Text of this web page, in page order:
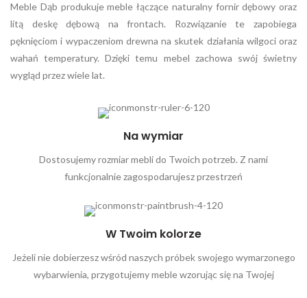
Meble Dąb produkuje meble łączące naturalny fornir dębowy oraz
litą deskę dębową na frontach. Rozwiązanie te zapobiega
pęknięciom i wypaczeniom drewna na skutek działania wilgoci oraz
wahań temperatury. Dzięki temu mebel zachowa swój świetny
wygląd przez wiele lat.
Na wymiar
Dostosujemy rozmiar mebli do Twoich potrzeb. Z nami
funkcjonalnie zagospodarujesz przestrzeń
W Twoim kolorze
Jeżeli nie dobierzesz wśród naszych próbek swojego wymarzonego
wybarwienia, przygotujemy meble wzorując się na Twojej